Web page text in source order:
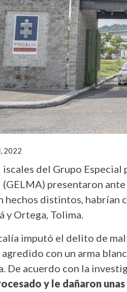
2022
iscales del Grupo
(GELMA) presentaron
hechos distintos, habrían
y Ortega, Tolima.
imputó el delito de
con un arma
De acuerdo con la
y le dañaron